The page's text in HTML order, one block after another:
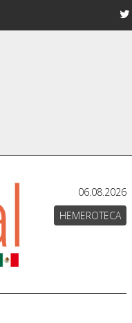
06.08.2026
HEMEROTECA